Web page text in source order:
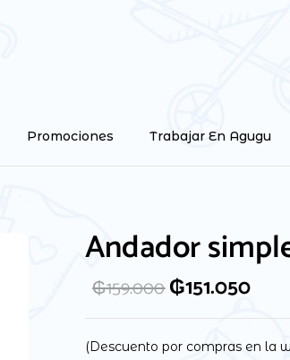
Promociones Trabajar En Agugu
Andador
₲159.000₲151.050
(Descuento por compras en la
dirección de correo electrónico no será
con*